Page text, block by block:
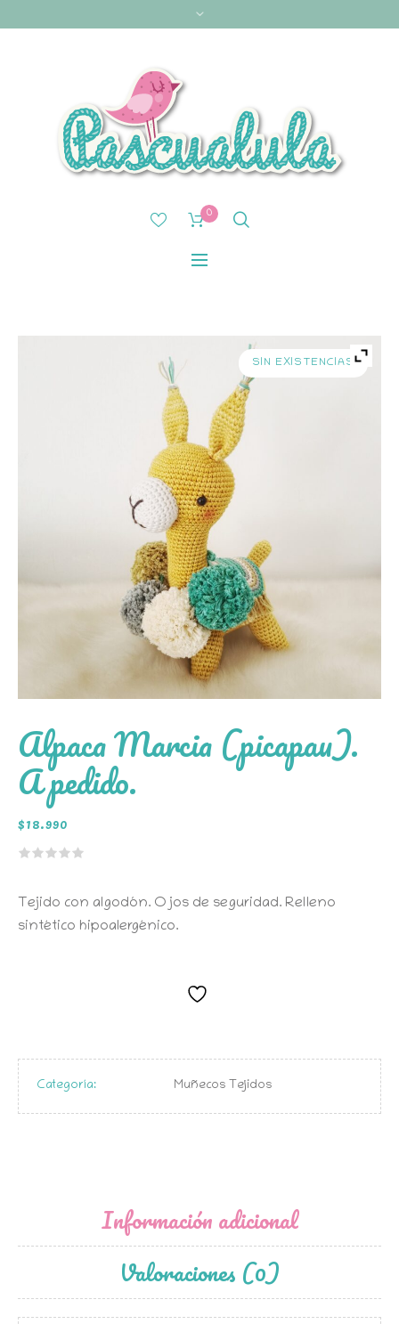
0
SIN EXISTENCIAS
Alpaca Marcia (picapau).
A pedido.
$18.990
Tejido con algodón. Ojos de seguridad. Relleno
sintético hipoalergénico.
Categoría: Muñecos Tejidos
Información adicional
Valoraciones (0)